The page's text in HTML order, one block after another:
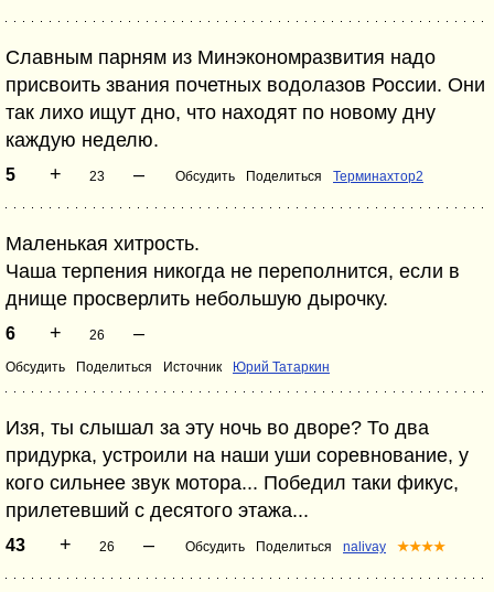
Славным парням из Минэкономразвития надо
присвоить звания почетных водолазов России. Они
так лихо ищут дно, что находят по новому дну
каждую неделю.
5 + 23 – Обсудить Поделиться Терминахтор2
Маленькая хитрость.
Чаша терпения никогда не переполнится, если в
днище просверлить небольшую дырочку.
6 + 26 –
Обсудить Поделиться Источник Юрий Татаркин
Изя, ты слышал за эту ночь во дворе? То два
придурка, устроили на наши уши соревнование, у
кого сильнее звук мотора... Победил таки фикус,
прилетевший с десятого этажа...
43 + 26 – Обсудить Поделиться nalivay ★★★★